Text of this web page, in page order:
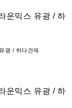
광 / 하다건재